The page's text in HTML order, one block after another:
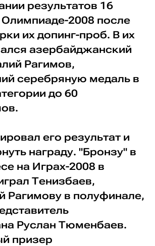
результатов 16
Олимпиаде-2008 после
их допинг-проб. В их
азербайджанский
Рагимов,
серебряную медаль в
до 60
его результат и
награду. "Бронзу" в
на Играх-2008 в
Тенизбаев,
Рагимову в полуфинале,
Руслан Тюменбаев.
призер